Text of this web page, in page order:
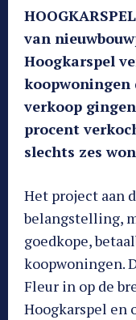
van
Hoogkarspel
koopwoningen
verkoop
procent
slechts zes
Het project aan
belangstelling,
goedkope,
koopwoningen.
Fleur in op de
Hoogkarspel en